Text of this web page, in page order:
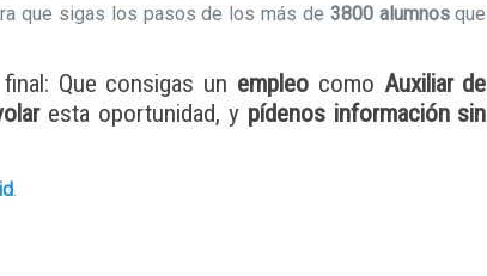
que sigas los pasos de los más de 3800 alumnosque
Que consigas un empleo como Auxiliar de
esta oportunidad, y pídenos información sin
.